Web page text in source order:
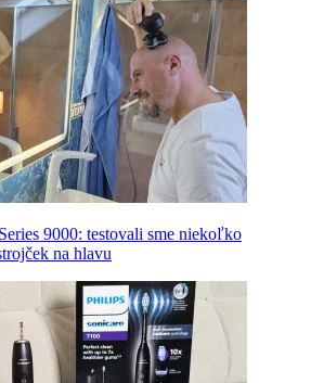
9000: testovali sme niekoľko
na hlavu